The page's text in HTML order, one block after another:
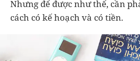
Nhưng để được như thế, cần
cách có kế hoạch và có tiền.